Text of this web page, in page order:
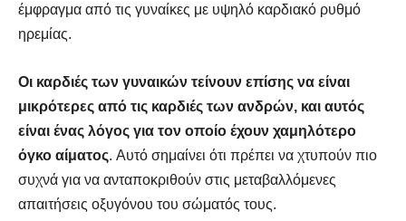
έμφραγμα από τις γυναίκες με υψηλό καρδιακό ρυθμό
ηρεμίας.
Οι καρδιές των γυναικών τείνουν επίσης να είναι
μικρότερες από τις καρδιές των ανδρών, και αυτός
είναι ένας λόγος για τον οποίο έχουν χαμηλότερο
όγκο αίματος. Αυτό σημαίνει ότι πρέπει να χτυπούν πιο
συχνά για να ανταποκριθούν στις μεταβαλλόμενες
απαιτήσεις οξυγόνου του σώματός τους.